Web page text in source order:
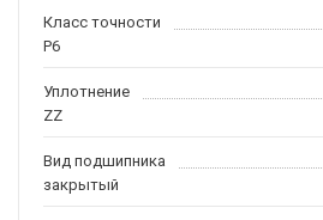
Класс точности
P6
Уплотнение
ZZ
Вид подшипника
закрытый